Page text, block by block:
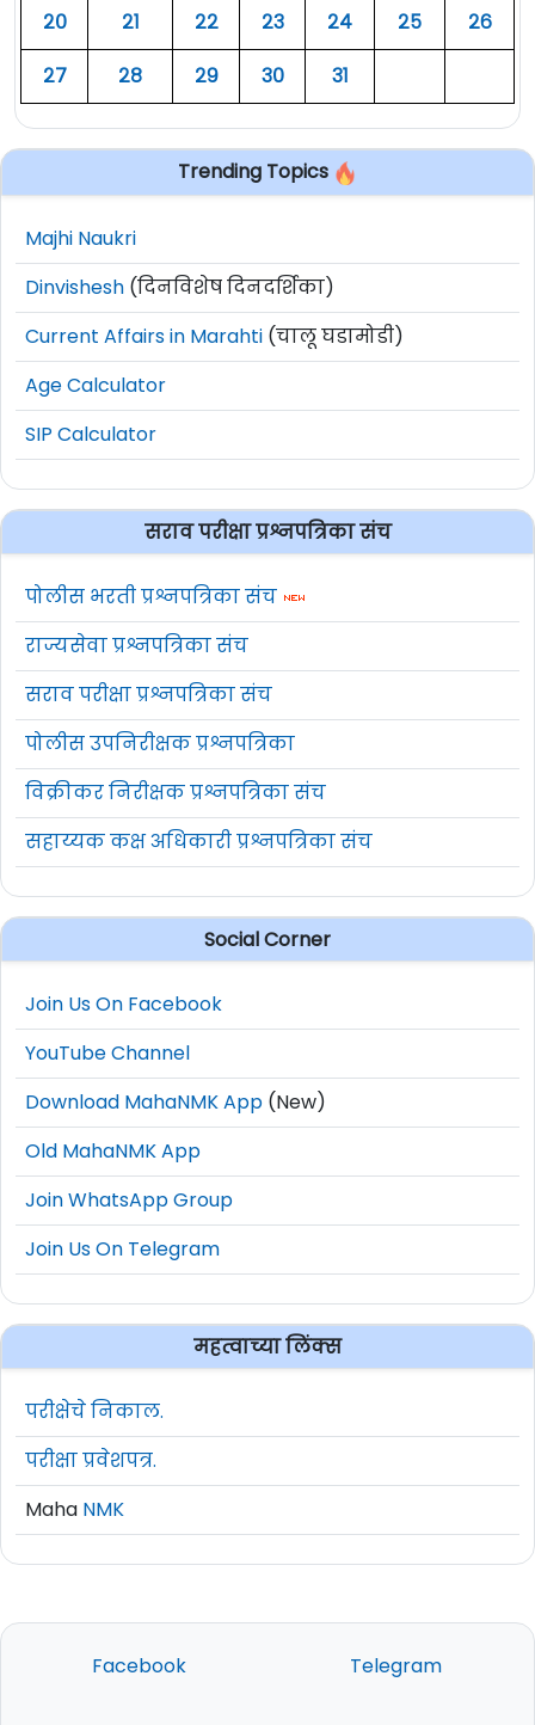
२०
२१ २२ २३ २४ २५
२६
२७
२८ २९ ३० ३१
Trending Topics
Majhi Naukri
Dinvishesh (दिनविशेष दिनदर्शिका)
Current Affairs in Marahti (चालू घडामोडी)
Age Calculator
SIP Calculator
सराव परीक्षा प्रश्नपत्रिका संच
पोलीस भरती प्रश्नपत्रिका संच
राज्यसेवा प्रश्नपत्रिका संच
सराव परीक्षा प्रश्नपत्रिका संच
पोलीस उपनिरीक्षक प्रश्नपत्रिका
विक्रीकर निरीक्षक प्रश्नपत्रिका संच
सहाय्यक कक्ष अधिकारी प्रश्नपत्रिका संच
Social Corner
Join Us On Facebook
YouTube Channel
Download MahaNMK App (New)
Old MahaNMK App
Join WhatsApp Group
Join Us On Telegram
महत्वाच्या लिंक्स
परीक्षेचे निकाल.
परीक्षा प्रवेशपत्र.
Maha NMK
Facebook Telegram